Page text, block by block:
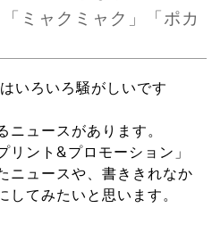
ミャクミャク」「ポカ
いろいろ騒がしいです
ュースがあります。
ント&プロモーション」
ニュースや、書ききれなか
てみたいと思います。